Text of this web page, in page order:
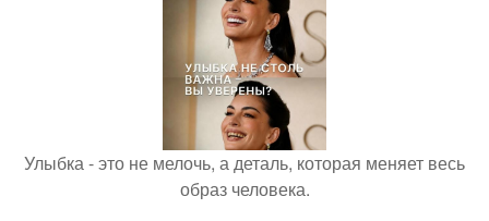
Улыбка - это не мелочь, а деталь, которая меняет весь
образ человека.